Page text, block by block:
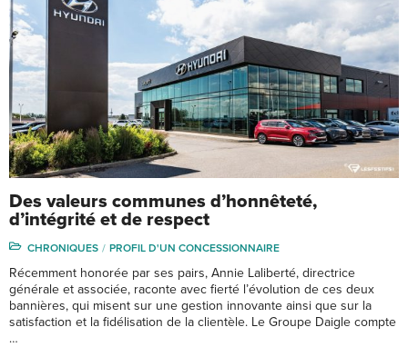
Des valeurs communes d’honnêteté,
d’intégrité et de respect
CHRONIQUES PROFIL D'UN CONCESSIONNAIRE
Récemment honorée par ses pairs, Annie Laliberté, directrice
générale et associée, raconte avec fierté l’évolution de ces deux
bannières, qui misent sur une gestion innovante ainsi que sur la
satisfaction et la fidélisation de la clientèle. Le Groupe Daigle compte
…